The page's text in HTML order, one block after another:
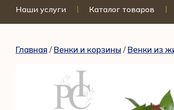
Наши услуги Каталог товаров
Главная /Венки и корзины /Венки из